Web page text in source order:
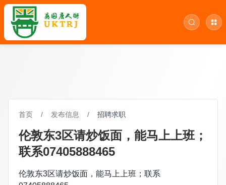
首页 / 发布信息 / 招聘求职
伦敦东3区请炒饭面，能马上上班；
联系07405888465
伦敦东3区请炒饭面，能马上上班；联系